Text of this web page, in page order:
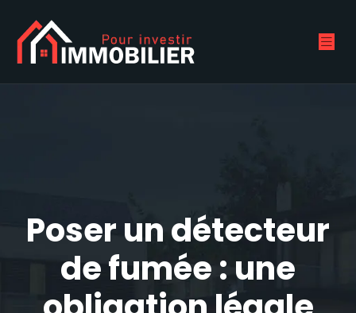
Poser un détecteur
de fumée : une